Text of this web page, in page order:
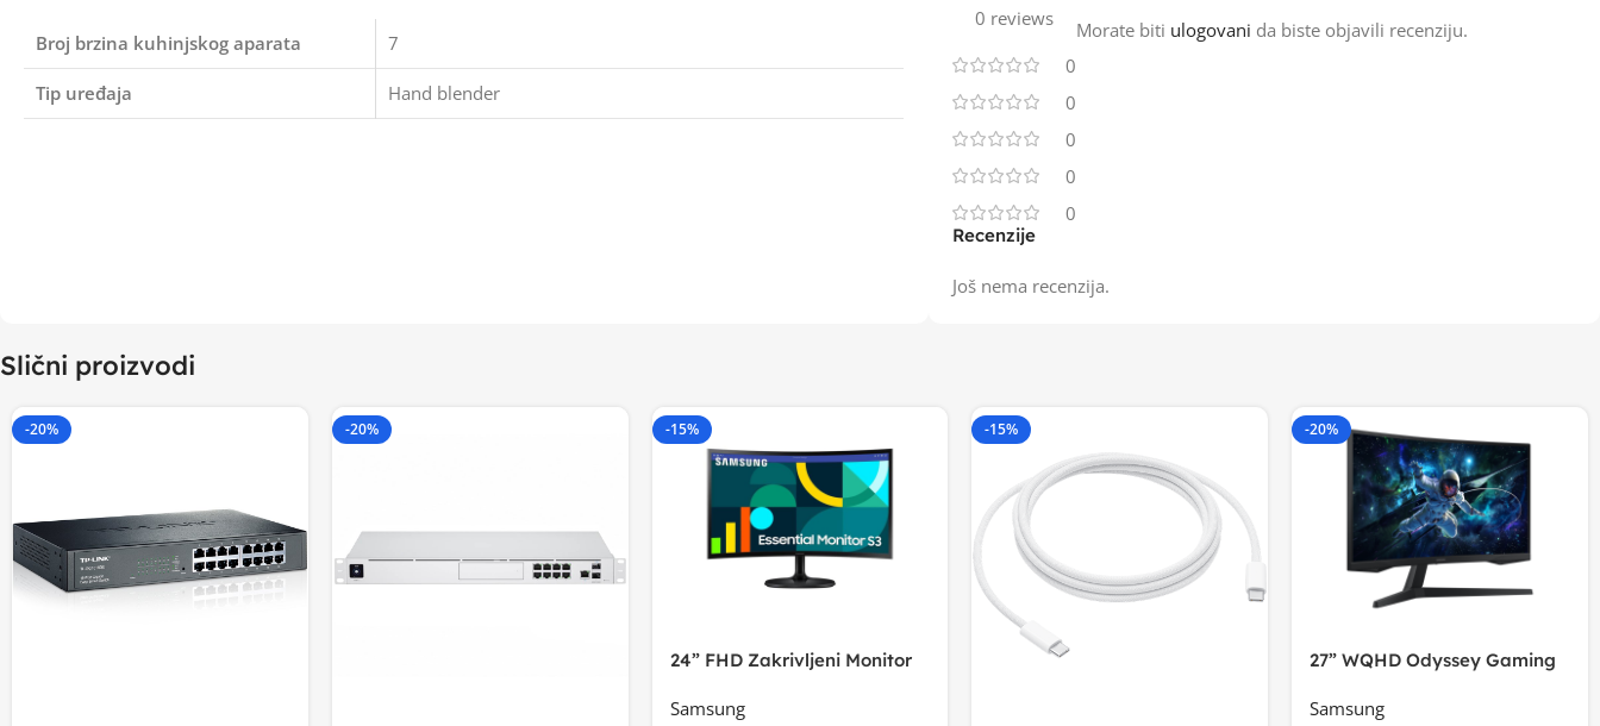
Broj brzina kuhinjskog aparata 7
Tip uređaja Hand blender
0 reviews
0
0
0
0
0
Recenzije
Još nema recenzija.
Morate biti ulogovani da biste objavili recenziju.
Slični proizvodi
-20% -20% -15%
24” FHD Zakrivljeni Monitor
Samsung
-15% -20%
27” WQHD Odyssey Gaming
Samsung